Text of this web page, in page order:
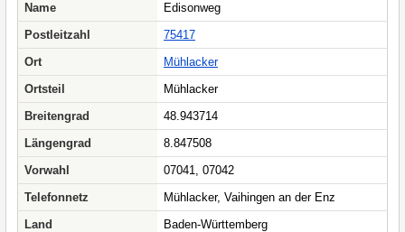
Name
Edisonweg
Postleitzahl
75417
Ort
Mühlacker
Ortsteil
Mühlacker
Breitengrad
48.943714
Längengrad
8.847508
Vorwahl
07041, 07042
Telefonnetz
Mühlacker, Vaihingen an der Enz
Land
Baden-Württemberg